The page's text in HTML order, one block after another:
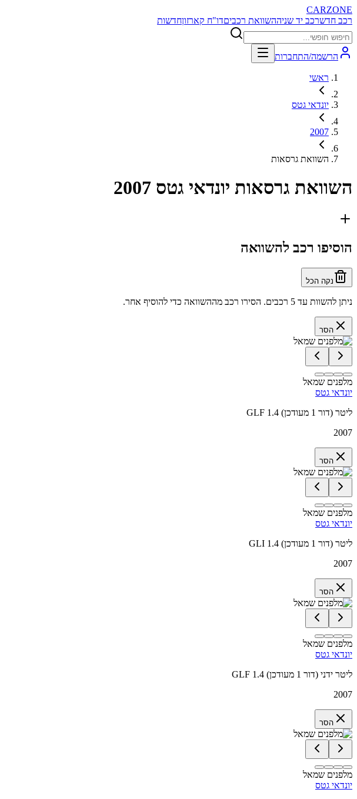
CARZONE
רכב חדשרכב יד שניההשוואת רכביםדו"ח קארזוןחדשות
הרשמה/התחברות
ראשי
יונדאי גטס
2007
השוואת גרסאות
השוואת גרסאות יונדאי גטס 2007
הוסיפו רכב להשוואה
נקה הכל
ניתן להשוות עד 5 רכבים. הסירו רכב מההשוואה כדי להוסיף אחר.
הסר
מלפנים שמאל
יונדאי גטס
GLF 1.4 ליטר (דור 1 מעודכן)
2007
הסר
מלפנים שמאל
יונדאי גטס
GLI 1.4 ליטר (דור 1 מעודכן)
2007
הסר
מלפנים שמאל
יונדאי גטס
GLF 1.4 ליטר ידני (דור 1 מעודכן)
2007
הסר
מלפנים שמאל
יונדאי גטס